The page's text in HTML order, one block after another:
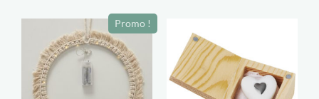
Promo !